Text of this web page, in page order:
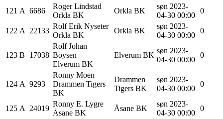
121 A 6686
Roger Lindstad
Orkla BK
Orkla BK
søn 2023-
04-30 00:00
0
122 A 22133
Rolf Erik Nyseter
Orkla BK
Orkla BK
søn 2023-
04-30 00:00
0
123 B 17038
Rolf Johan
Boysen
Elverum BK
Elverum BK
søn 2023-
04-30 00:00
0
124 A 9293
Ronny Moen
Drammen Tigers
BK
Drammen
Tigers BK
søn 2023-
04-30 00:00
0
125 A 24019
Ronny E. Lygre
Åsane BK
Åsane BK
søn 2023-
04-30 00:00
0